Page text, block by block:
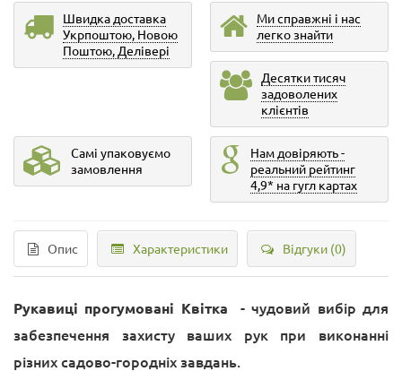
Швидка доставка
Укрпоштою, Новою
Поштою, Делівері
Ми справжні і нас
легко знайти
Десятки тисяч
задоволених
клієнтів
Самі упаковуємо
замовлення
Нам довіряють -
реальний рейтинг
4,9* на гугл картах
Опис Характеристики Відгуки (0)
Рукавиці прогумовані Квітка
- чудовий вибір для
забезпечення захисту ваших рук при виконанні
різних садово-городніх завдань.